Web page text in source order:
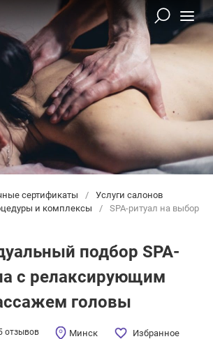
сертификаты /
Услуги салонов
и комплексы / SPA-ритуал на выбор
подбор SPA-
с релаксирующим
головы
отзывов Минск Избранное